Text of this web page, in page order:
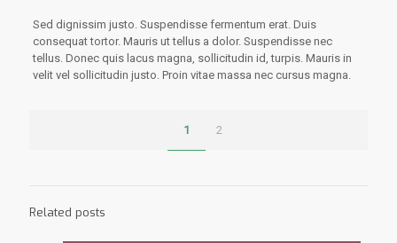
Sed dignissim justo. Suspendisse fermentum erat. Duis
consequat tortor. Mauris ut tellus a dolor. Suspendisse nec
tellus. Donec quis lacus magna, sollicitudin id, turpis. Mauris in
velit vel sollicitudin justo. Proin vitae massa nec cursus magna.
1 2
Related posts